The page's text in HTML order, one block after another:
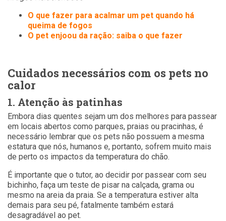
O que fazer para acalmar um pet quando há
queima de fogos
O pet enjoou da ração: saiba o que fazer
Cuidados necessários com os pets no
calor
1. Atenção às patinhas
Embora dias quentes sejam um dos melhores para passear
em locais abertos como parques, praias ou pracinhas, é
necessário lembrar que os pets não possuem a mesma
estatura que nós, humanos e, portanto, sofrem muito mais
de perto os impactos da temperatura do chão.
É importante que o tutor, ao decidir por passear com seu
bichinho, faça um teste de pisar na calçada, grama ou
mesmo na areia da praia. Se a temperatura estiver alta
demais para seu pé, fatalmente também estará
desagradável ao pet.